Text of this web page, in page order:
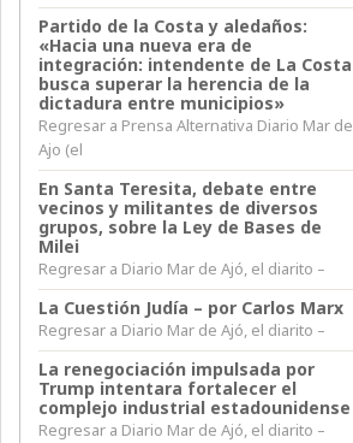
Partido de la Costa y aledaños:
«Hacia una nueva era de
integración: intendente de La Costa
busca superar la herencia de la
dictadura entre municipios»
Regresar a Prensa Alternativa Diario Mar de
Ajo (el
En Santa Teresita, debate entre
vecinos y militantes de diversos
grupos, sobre la Ley de Bases de
Milei
Regresar a Diario Mar de Ajó, el diarito –
La Cuestión Judía – por Carlos Marx
Regresar a Diario Mar de Ajó, el diarito –
La renegociación impulsada por
Trump intentara fortalecer el
complejo industrial estadounidense
Regresar a Diario Mar de Ajó, el diarito –